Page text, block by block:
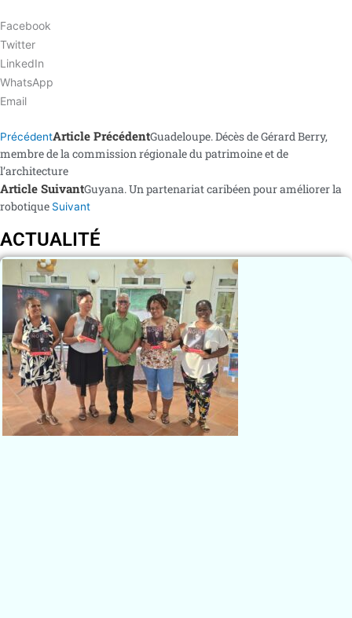
Facebook
Twitter
LinkedIn
WhatsApp
Email
PrécédentArticle PrécédentGuadeloupe. Décès de Gérard Berry,
membre de la commission régionale du patrimoine et de
l’architecture
Article SuivantGuyana. Un partenariat caribéen pour améliorer la
robotique Suivant
ACTUALITÉ